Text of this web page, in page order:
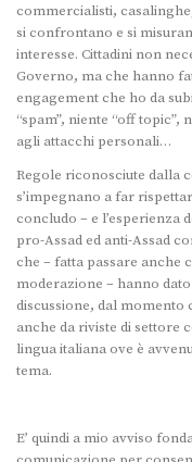
commercialisti,
si confrontano e si
interesse. Cittadini non
Governo, ma che hanno
engagement che ho da
“spam”, niente “off
agli attacchi personali…
Regole riconosciute dalla
s’impegnano a far
concludo – e l’esperienza
pro-Assad ed anti-Assad
che – fatta passare anche
moderazione – hanno
discussione, dal momento
anche da riviste di settore
lingua italiana ove è
tema.
E’ quindi a mio avviso